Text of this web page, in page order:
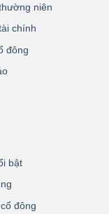
niên
chính
đông
bật
đông